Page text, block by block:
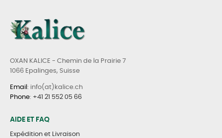
OXAN KALICE - Chemin de la Prairie 7
1066 Epalinges, Suisse
Email : info(at)kalice.ch
Phone: +41 21 552 05 66
AIDE ET FAQ
Expédition et Livraison